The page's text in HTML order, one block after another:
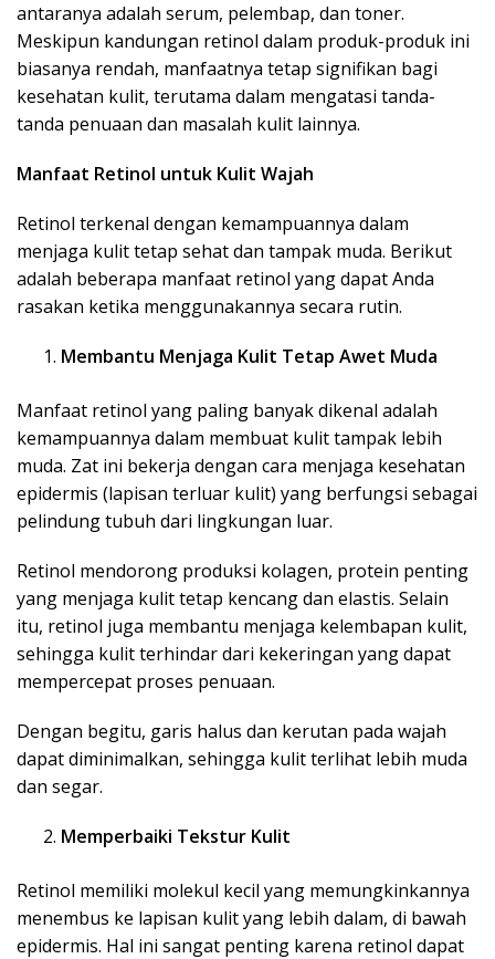
antaranya adalah serum, pelembap, dan toner.
Meskipun kandungan retinol dalam produk-produk ini
biasanya rendah, manfaatnya tetap signifikan bagi
kesehatan kulit, terutama dalam mengatasi tanda-
tanda penuaan dan masalah kulit lainnya.
Manfaat Retinol untuk Kulit Wajah
Retinol terkenal dengan kemampuannya dalam
menjaga kulit tetap sehat dan tampak muda. Berikut
adalah beberapa manfaat retinol yang dapat Anda
rasakan ketika menggunakannya secara rutin.
Membantu Menjaga Kulit Tetap Awet Muda
Manfaat retinol yang paling banyak dikenal adalah
kemampuannya dalam membuat kulit tampak lebih
muda. Zat ini bekerja dengan cara menjaga kesehatan
epidermis (lapisan terluar kulit) yang berfungsi sebagai
pelindung tubuh dari lingkungan luar.
Retinol mendorong produksi kolagen, protein penting
yang menjaga kulit tetap kencang dan elastis. Selain
itu, retinol juga membantu menjaga kelembapan kulit,
sehingga kulit terhindar dari kekeringan yang dapat
mempercepat proses penuaan.
Dengan begitu, garis halus dan kerutan pada wajah
dapat diminimalkan, sehingga kulit terlihat lebih muda
dan segar.
Memperbaiki Tekstur Kulit
Retinol memiliki molekul kecil yang memungkinkannya
menembus ke lapisan kulit yang lebih dalam, di bawah
epidermis. Hal ini sangat penting karena retinol dapat